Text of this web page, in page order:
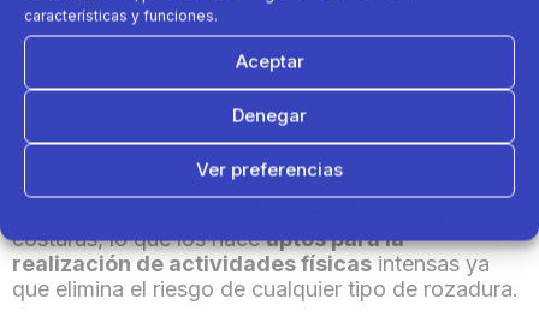
características y funciones.
Aceptar
Denegar
Ver preferencias
Domyos, la marca de fitness de Decathlon lanza
efectopush up
cómodo y favorecedor que incorpora las últimas
tecnologías para conseguir lucir la
perfecta.
Su seamless
costuras, lo que los haceaptos para la
realización de actividades físicas intensas ya
que elimina el riesgo de cualquier tipo de rozadura.